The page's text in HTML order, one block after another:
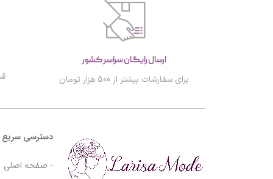
ارسال رایگان سراسر کشور
برای سفارشات بیشتر از 500 هزار تومان
دسترسی سریع
- صفحه اصلی